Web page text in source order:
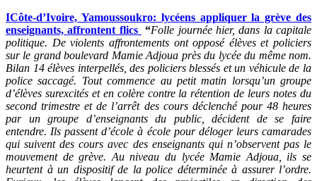
ICôte-d’Ivoire, Yamoussoukro: lycéens appliquer la grève des
enseignants, affrontent flics “Folle journée hier, dans la capitale
politique. De violents affrontements ont opposé élèves et policiers
sur le grand boulevard Mamie Adjoua près du lycée du même nom.
Bilan 14 élèves interpellés, des policiers blessés et un véhicule de la
police saccagé. Tout commence au petit matin lorsqu’un groupe
d’élèves surexcités et en colère contre la rétention de leurs notes du
second trimestre et de l’arrêt des cours déclenché pour 48 heures
par un groupe d’enseignants du public, décident de se faire
entendre. Ils passent d’école à école pour déloger leurs camarades
qui suivent des cours avec des enseignants qui n’observent pas le
mouvement de grève. Au niveau du lycée Mamie Adjoua, ils se
heurtent à un dispositif de la police déterminée à assurer l’ordre.